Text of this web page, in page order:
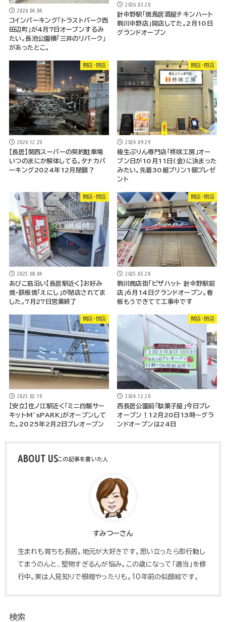
2026.04.04
コインパーキング「トラストパーク西
田辺町」が4月7日オープンするみ
たい。長池公園横「三井のリパーク」
があったとこ。
2026.03.20
針中野駅「焼鳥居酒屋チキンハート
駒川中野店」開店してた。2月10日
グランドオープン
開店・閉店
2024.12.20
【長居】関西スーパーの契約駐車場
いつのまにか解体してる。タナカパ
ーキング2024年12月閉鎖？
開店・閉店
2024.09.29
極生ぷりん専門店「柊咲工房」オー
プン日が10月11日(金)に決まった
みたい。先着30組プリン1個プレゼ
ント
開店・閉店
2025.08.04
あびこ筋沿い【長居駅近く】お好み
焼・鉄板焼「えにし」が閉店されてま
した。7月27日営業終了
開店・閉店
2025.05.28
駒川商店街「ピザハット 針中野駅前
店」6月14日グランドオープン。看
板もうできてて工事中です
開店・閉店
2025.02.19
【安立】住ノ江駅近く「ミニ四駆サー
キットM’sPARK」がオープンして
た。2025年2月2日プレオープン
開店・閉店
2024.12.20
西長居公園前「駄菓子屋」今日プレ
オープン！12月20日13時～グラ
ンドオープンは24日
ABOUT US
すみつーさん
生まれも育ちも長居。地元が大好きです。思い立ったら即行動し
てまうのんと、堅物すぎるんが悩み。この歳になって「適当」を修
行中。実は人見知りで根暗やったりも。10年前の似顔絵です。
検索